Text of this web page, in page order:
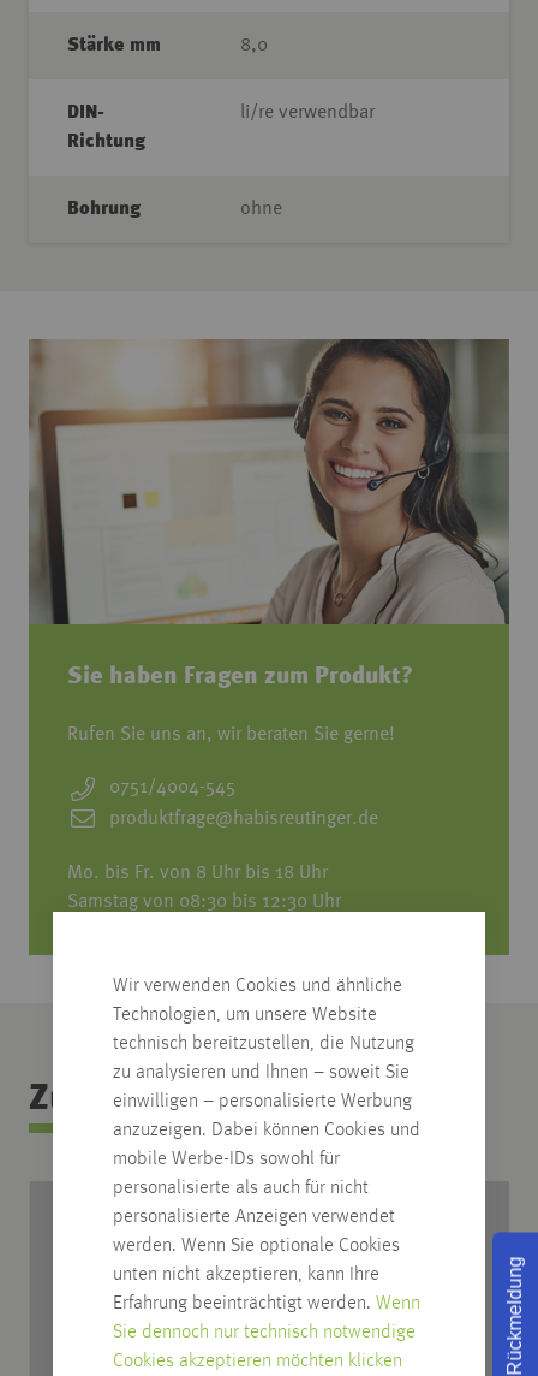
Wir verwenden Cookies und ähnliche
Technologien, um unsere Website
technisch bereitzustellen, die Nutzung
zu analysieren und Ihnen – soweit Sie
einwilligen – personalisierte Werbung
anzuzeigen. Dabei können Cookies und
mobile Werbe-IDs sowohl für
personalisierte als auch für nicht
personalisierte Anzeigen verwendet
werden. Wenn Sie optionale Cookies
unten nicht akzeptieren, kann Ihre
Erfahrung beeinträchtigt werden. Wenn
Sie dennoch nur technisch notwendige
Cookies akzeptieren möchten klicken
Sie haben Fragen zum Produkt?
Rufen Sie uns an, wir beraten Sie gerne!
0751/4004-545
produktfrage@habisreutinger.de
Mo. bis Fr. von 8 Uhr bis 18 Uhr
Samstag von 08:30 bis 12:30 Uhr
Stärke mm 8,0
DIN-
Richtung
li/re verwendbar
Bohrung ohne
Zubehör Kategorie
Rückmeldung